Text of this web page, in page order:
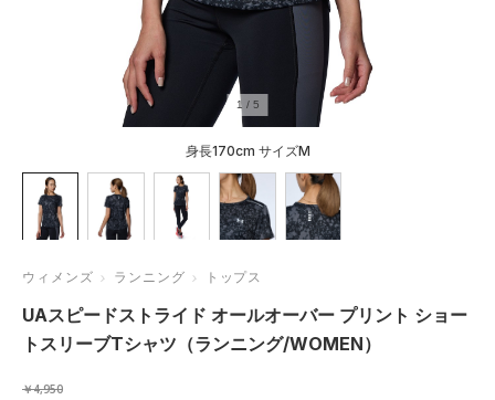
1 / 5
身長170cm サイズM
ウィメンズ ランニング トップス
UAスピードストライド オールオーバー プリント ショー
トスリーブTシャツ（ランニング/WOMEN）
￥4,950